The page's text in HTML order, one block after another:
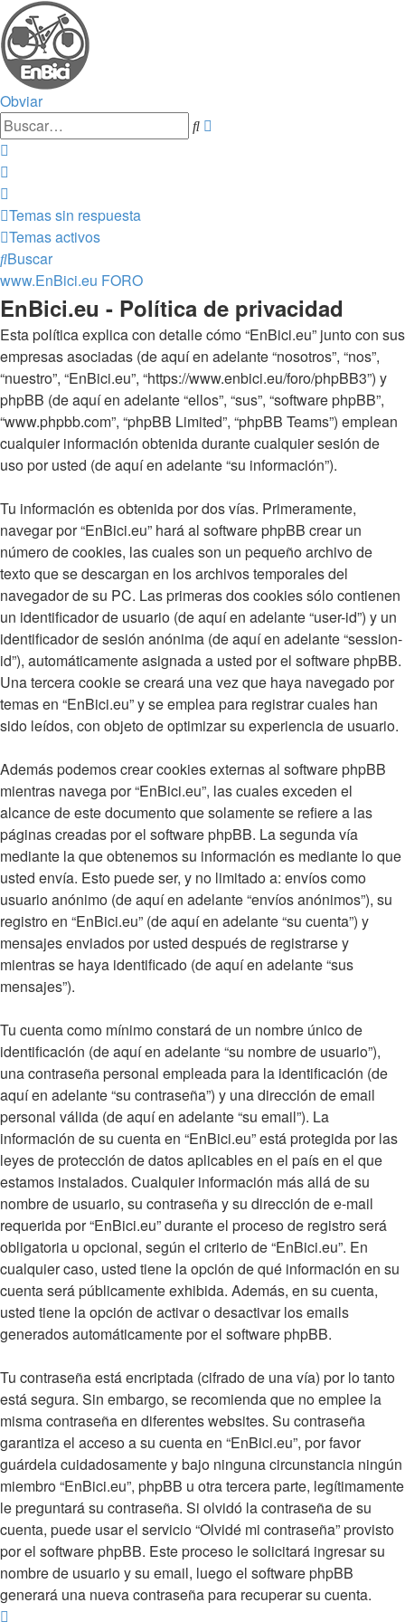
Obviar
Buscar
Temas sin respuesta
Temas activos
Buscar
www.EnBici.eu FORO
EnBici.eu - Política de privacidad
Esta política explica con detalle cómo “EnBici.eu” junto con sus
empresas asociadas (de aquí en adelante “nosotros”, “nos”,
“nuestro”, “EnBici.eu”, “https://www.enbici.eu/foro/phpBB3”) y
phpBB (de aquí en adelante “ellos”, “sus”, “software phpBB”,
“www.phpbb.com”, “phpBB Limited”, “phpBB Teams”) emplean
cualquier información obtenida durante cualquier sesión de
uso por usted (de aquí en adelante “su información”).
Tu información es obtenida por dos vías. Primeramente,
navegar por “EnBici.eu” hará al software phpBB crear un
número de cookies, las cuales son un pequeño archivo de
texto que se descargan en los archivos temporales del
navegador de su PC. Las primeras dos cookies sólo contienen
un identificador de usuario (de aquí en adelante “user-id”) y un
identificador de sesión anónima (de aquí en adelante “session-
id”), automáticamente asignada a usted por el software phpBB.
Una tercera cookie se creará una vez que haya navegado por
temas en “EnBici.eu” y se emplea para registrar cuales han
sido leídos, con objeto de optimizar su experiencia de usuario.
Además podemos crear cookies externas al software phpBB
mientras navega por “EnBici.eu”, las cuales exceden el
alcance de este documento que solamente se refiere a las
páginas creadas por el software phpBB. La segunda vía
mediante la que obtenemos su información es mediante lo que
usted envía. Esto puede ser, y no limitado a: envíos como
usuario anónimo (de aquí en adelante “envíos anónimos”), su
registro en “EnBici.eu” (de aquí en adelante “su cuenta”) y
mensajes enviados por usted después de registrarse y
mientras se haya identificado (de aquí en adelante “sus
mensajes”).
Tu cuenta como mínimo constará de un nombre único de
identificación (de aquí en adelante “su nombre de usuario”),
una contraseña personal empleada para la identificación (de
aquí en adelante “su contraseña”) y una dirección de email
personal válida (de aquí en adelante “su email”). La
información de su cuenta en “EnBici.eu” está protegida por las
leyes de protección de datos aplicables en el país en el que
estamos instalados. Cualquier información más allá de su
nombre de usuario, su contraseña y su dirección de e-mail
requerida por “EnBici.eu” durante el proceso de registro será
obligatoria u opcional, según el criterio de “EnBici.eu”. En
cualquier caso, usted tiene la opción de qué información en su
cuenta será públicamente exhibida. Además, en su cuenta,
usted tiene la opción de activar o desactivar los emails
generados automáticamente por el software phpBB.
Tu contraseña está encriptada (cifrado de una vía) por lo tanto
está segura. Sin embargo, se recomienda que no emplee la
misma contraseña en diferentes websites. Su contraseña
garantiza el acceso a su cuenta en “EnBici.eu”, por favor
guárdela cuidadosamente y bajo ninguna circunstancia ningún
miembro “EnBici.eu”, phpBB u otra tercera parte, legítimamente
le preguntará su contraseña. Si olvidó la contraseña de su
cuenta, puede usar el servicio “Olvidé mi contraseña” provisto
por el software phpBB. Este proceso le solicitará ingresar su
nombre de usuario y su email, luego el software phpBB
generará una nueva contraseña para recuperar su cuenta.